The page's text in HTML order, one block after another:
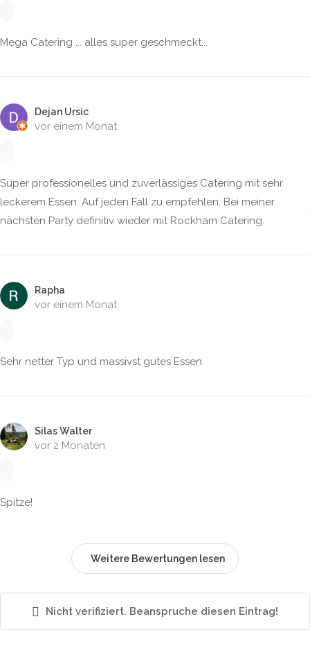
Mega Catering ... alles super geschmeckt...
Dejan Ursic
vor einem Monat
Super professionelles und zuverlässiges Catering mit sehr
leckerem Essen. Auf jeden Fall zu empfehlen. Bei meiner
nächsten Party definitiv wieder mit Rockham Catering.
Rapha
vor einem Monat
Sehr netter Typ und massivst gutes Essen
Silas Walter
vor 2 Monaten
Spitze!
Weitere Bewertungen lesen
Nicht verifiziert. Beanspruche diesen Eintrag!